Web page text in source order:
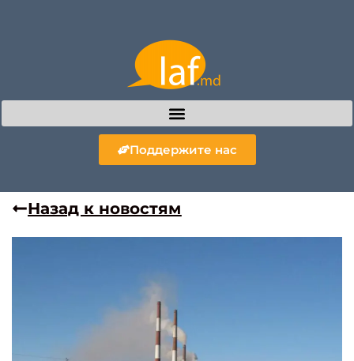
Поддержите нас
Назад к новостям